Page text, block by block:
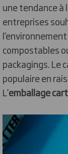
une tendance à
entreprises
compostables
packagings. Le
populaire en
L’emballage